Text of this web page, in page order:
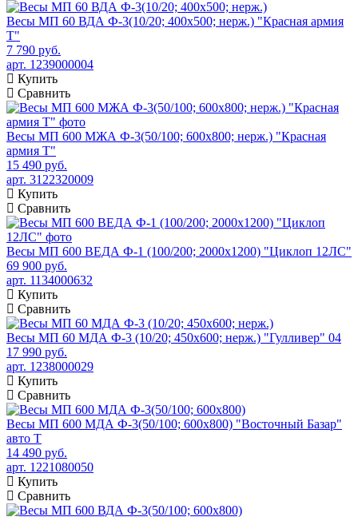
Весы МП 60 ВДА Ф-3(10/20; 400х500; нерж.) "Красная армия
Т"
7 790 руб.
арт. 1239000004
Купить
Сравнить
Весы МП 600 МЖА Ф-3(50/100; 600х800; нерж.) "Красная
армия Т"
15 490 руб.
арт. 3122320009
Купить
Сравнить
Весы МП 600 ВЕДА Ф-1 (100/200; 2000х1200) "Циклоп 12ЛС"
69 900 руб.
арт. 1134000632
Купить
Сравнить
Весы МП 60 МДА Ф-3 (10/20; 450х600; нерж.) "Гулливер" 04
17 990 руб.
арт. 1238000029
Купить
Сравнить
Весы МП 600 МДА Ф-3(50/100; 600х800) "Восточный Базар"
авто Т
14 490 руб.
арт. 1221080050
Купить
Сравнить